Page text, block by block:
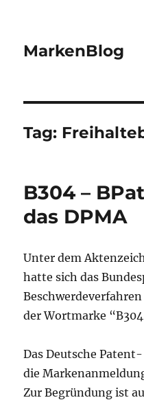
MarkenBlog
Tag:
B304 –
das DPMA
Unter dem
hatte sich das
der Wortmarke
Das Deutsche
die
Zur Begründung ist